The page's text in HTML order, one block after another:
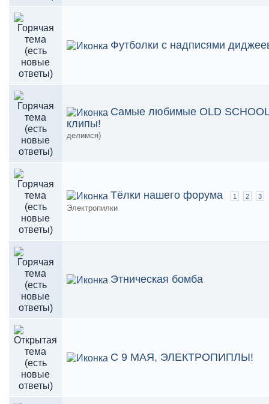
Футболки с надписями
Самые любимые OLD SCHOOL
клипы!
делимся)
Тёлки нашего форума 1 2 3
Электропилки
Этническая бомба
С 9 МАЯ, ЭЛЕКТРОПИПЛЫ!